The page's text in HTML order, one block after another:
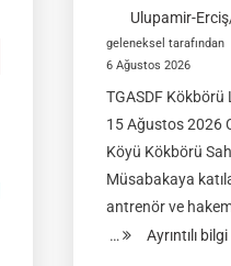
Ulupamir-
geleneksel tarafından
6 Ağustos 2026
TGASDF Kökbörü
15 Ağustos 2026
Köyü Kökbörü
Müsabakaya
antrenör ve
…
Ayrıntılı bilgi